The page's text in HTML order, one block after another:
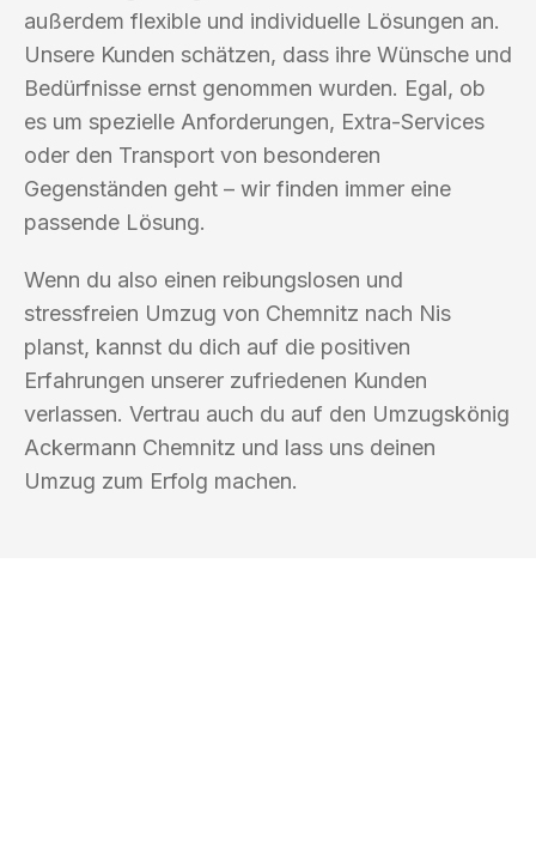
außerdem flexible und individuelle Lösungen an.
Unsere Kunden schätzen, dass ihre Wünsche und
Bedürfnisse ernst genommen wurden. Egal, ob
es um spezielle Anforderungen, Extra-Services
oder den Transport von besonderen
Gegenständen geht – wir finden immer eine
passende Lösung.
Wenn du also einen reibungslosen und
stressfreien Umzug von Chemnitz nach Nis
planst, kannst du dich auf die positiven
Erfahrungen unserer zufriedenen Kunden
verlassen. Vertrau auch du auf den Umzugskönig
Ackermann Chemnitz und lass uns deinen
Umzug zum Erfolg machen.